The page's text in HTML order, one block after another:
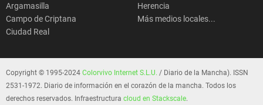
Argamasilla
Campo de Criptana
Ciudad Real
Herencia
Más medios locales...
Copyright © 1995-2024 Colorvivo Internet S.L.U. / Diario de la Mancha). ISSN
2531-1972. Diario de información en el corazón de la mancha. Todos los
derechos reservados. Infraestructura cloud en Stackscale.